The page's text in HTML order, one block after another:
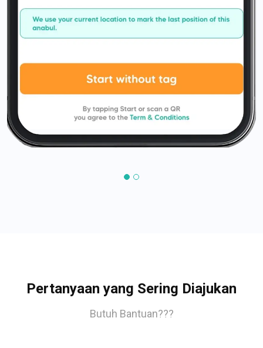
Pertanyaan yang Sering Diajukan
Butuh Bantuan???